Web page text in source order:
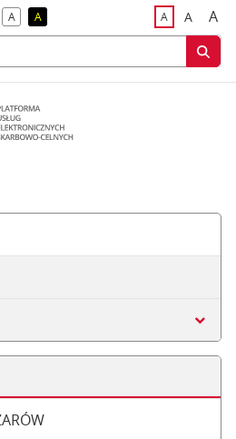
Akontrast domyślny
Akontrast żółty tekst na czarnym tle
Adomyślna
A A